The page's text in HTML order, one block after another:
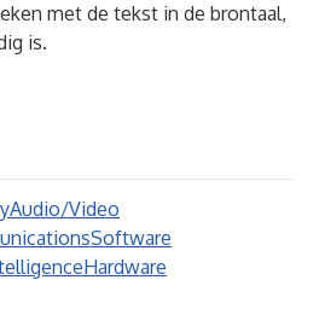
met de tekst in de brontaal,
is.
Audio/Video
Software
Hardware